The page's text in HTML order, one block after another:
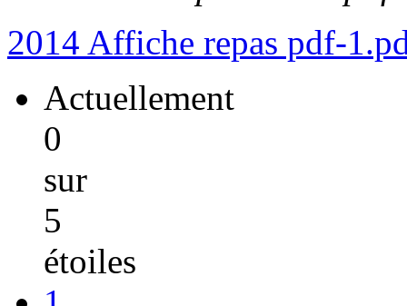
2014 Affiche repas pdf-
Actuellement
0
sur
5
étoiles